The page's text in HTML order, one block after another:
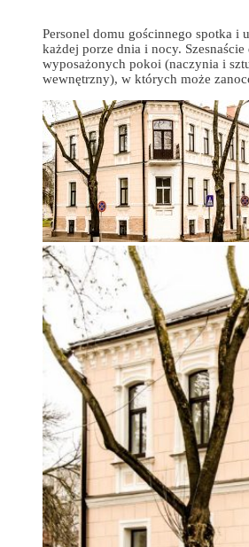
Personel domu gościnnego spotka i
każdej porze dnia i nocy. Szesnaście
wyposażonych pokoi (naczynia i
wewnętrzny), w których może